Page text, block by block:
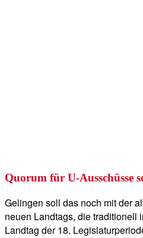
Quorum für U-Ausschüsse
Gelingen soll das noch mit der
neuen Landtags, die traditionell
Landtag der 18.